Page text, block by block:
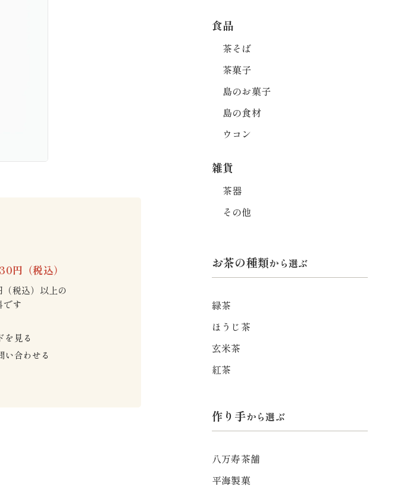
円（税込）
税込）以上の
です
を見る
い合わせる
食品
茶そば
茶菓子
島のお菓子
島の食材
ウコン
雑貨
茶器
その他
お茶の種類から選ぶ
緑茶
ほうじ茶
玄米茶
紅茶
作り手から選ぶ
八万寿茶舗
平海製菓